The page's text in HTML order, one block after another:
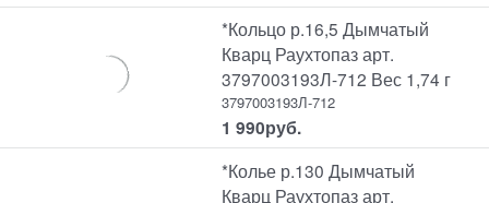
*Кольцо р.16,5 Дымчатый
Кварц Раухтопаз арт.
3797003193Л-712 Вес 1,74 г
3797003193Л-712
1 990руб.
*Колье р.130 Дымчатый
Кварц Раухтопаз арт.